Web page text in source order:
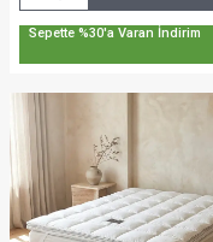
Sepette %30'a Varan İndirim